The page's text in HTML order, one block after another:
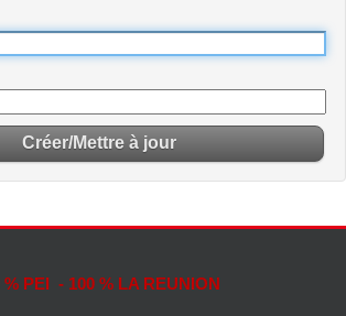
% PEI - 100 % LA REUNION